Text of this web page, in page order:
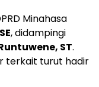
Minahasa
, didampingi
ST.
terkait turut hadir